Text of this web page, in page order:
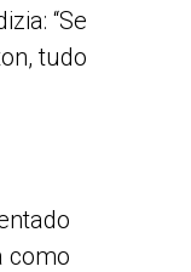
“Se
tudo
como